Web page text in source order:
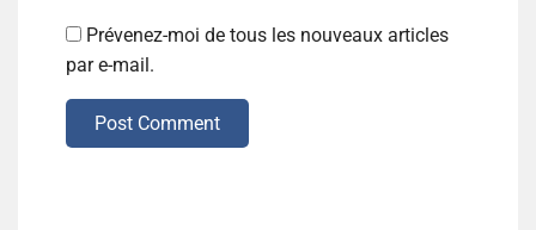
Prévenez-moi de tous les nouveaux articles
par e-mail.
Post Comment